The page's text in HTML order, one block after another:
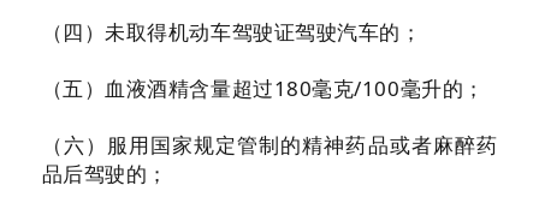
（四）未取得机动车驾驶证驾驶汽车的；
（五）血液酒精含量超过180毫克/100毫升的；
（六）服用国家规定管制的精神药品或者麻醉药
品后驾驶的；